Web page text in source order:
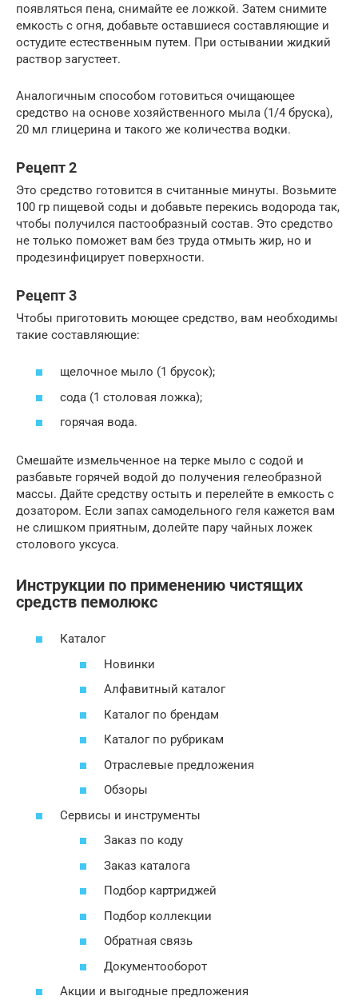
появляться пена, снимайте ее ложкой. Затем снимите
емкость с огня, добавьте оставшиеся составляющие и
остудите естественным путем. При остывании жидкий
раствор загустеет.
Аналогичным способом готовиться очищающее
средство на основе хозяйственного мыла (1/4 бруска),
20 мл глицерина и такого же количества водки.
Рецепт 2
Это средство готовится в считанные минуты. Возьмите
100 гр пищевой соды и добавьте перекись водорода так,
чтобы получился пастообразный состав. Это средство
не только поможет вам без труда отмыть жир, но и
продезинфицирует поверхности.
Рецепт 3
Чтобы приготовить моющее средство, вам необходимы
такие составляющие:
щелочное мыло (1 брусок);
сода (1 столовая ложка);
горячая вода.
Смешайте измельченное на терке мыло с содой и
разбавьте горячей водой до получения гелеобразной
массы. Дайте средству остыть и перелейте в емкость с
дозатором. Если запах самодельного геля кажется вам
не слишком приятным, долейте пару чайных ложек
столового уксуса.
Инструкции по применению чистящих
средств пемолюкс
Каталог
Новинки
Алфавитный каталог
Каталог по брендам
Каталог по рубрикам
Отраслевые предложения
Обзоры
Сервисы и инструменты
Заказ по коду
Заказ каталога
Подбор картриджей
Подбор коллекции
Обратная связь
Документооборот
Акции и выгодные предложения